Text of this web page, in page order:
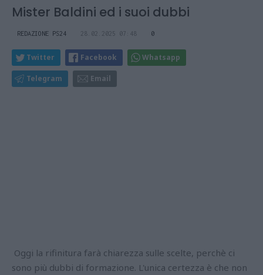
Mister Baldini ed i suoi dubbi
REDAZIONE PS24 28.02.2025 07:48 0
Twitter Facebook Whatsapp
Telegram Email
Oggi la rifinitura farà chiarezza sulle scelte, perchè ci
sono più dubbi di formazione. L'unica certezza è che non